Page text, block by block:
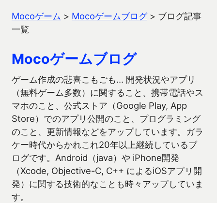
Mocoゲーム > Mocoゲームブログ> ブログ記事
一覧
Mocoゲームブログ
ゲーム作成の悲喜こもごも… 開発状況やアプリ
（無料ゲーム多数）に関すること、携帯電話やス
マホのこと、公式ストア（Google Play, App
Store）でのアプリ公開のこと、プログラミング
のこと、更新情報などをアップしています。ガラ
ケー時代からかれこれ20年以上継続しているブ
ログです。Android（java）や iPhone開発
（Xcode, Objective-C, C++ によるiOSアプリ開
発）に関する技術的なことも時々アップしていま
す。